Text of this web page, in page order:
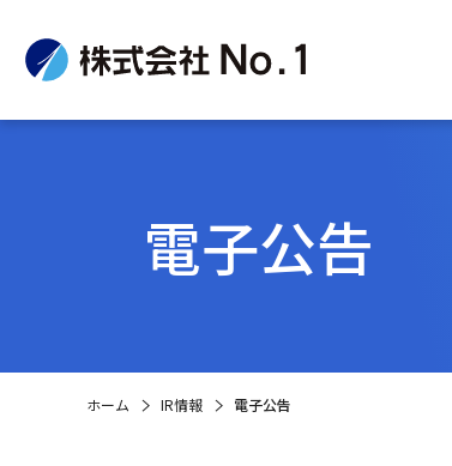
電子公告
ホーム IR情報 電子公告